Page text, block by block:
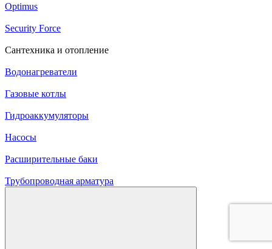
Optimus
Security Force
Сантехника и отопление
Водонагреватели
Газовые котлы
Гидроаккумуляторы
Насосы
Расширительные баки
Трубопроводная арматура